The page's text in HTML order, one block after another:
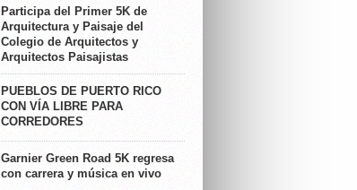
Participa del Primer 5K de
Arquitectura y Paisaje del
Colegio de Arquitectos y
Arquitectos Paisajistas
PUEBLOS DE PUERTO RICO
CON VÍA LIBRE PARA
CORREDORES
Garnier Green Road 5K regresa
con carrera y música en vivo